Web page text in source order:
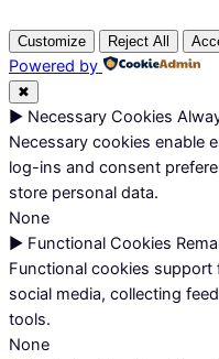
Customize Reject All
Powered by
✖
► Necessary Cookies
Necessary cookies enable
log-ins and consent
store personal data.
None
► Functional Cookies
Functional cookies
social media, collecting
tools.
None